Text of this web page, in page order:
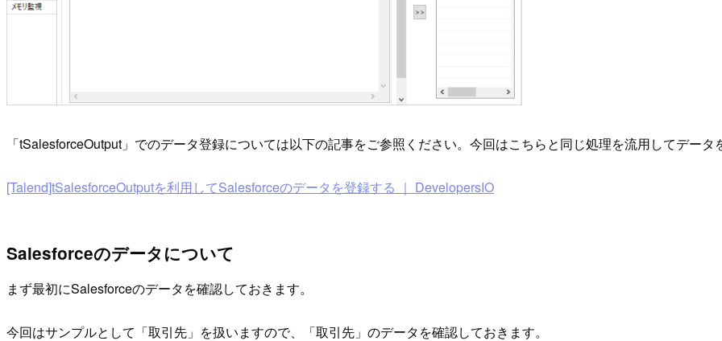
「tSalesforceOutput」でのデータ登録については以下の記事をご参照ください。今回はこちらと同じ処理を流用してデータ
[Talend]tSalesforceOutputを利用してSalesforceのデータを登録する ｜ DevelopersIO
Salesforceのデータについて
まず最初にSalesforceのデータを確認しておきます。
今回はサンプルとして「取引先」を扱いますので、「取引先」のデータを確認しておきます。